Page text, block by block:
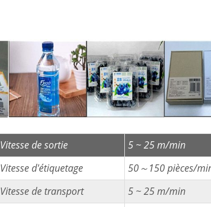
Vitesse de sortie
5 ~ 25 m/min
Vitesse d'étiquetage
50～150 pièces/
Vitesse de transport
5 ~ 25 m/min